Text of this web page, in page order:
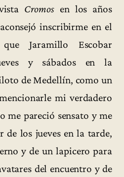
Cromosen los años
inscribirme en el
Jaramillo Escobar
y sábados en la
de Medellín, como un
mi verdadero
me pareció sensato y me
los jueves en la tarde,
y de un lapicero para
del encuentro y de